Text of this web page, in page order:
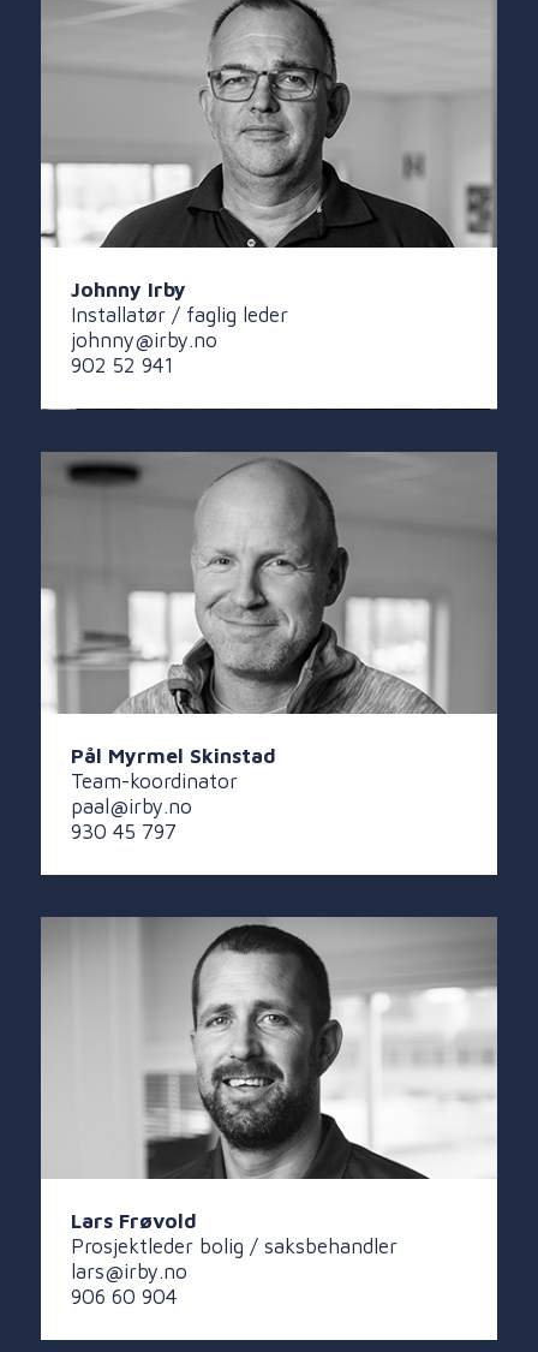
Johnny Irby
Installatør / faglig leder
johnny@irby.no
902 52 941
Pål Myrmel Skinstad
Team-koordinator
paal@irby.no
930 45 797
Lars Frøvold
Prosjektleder bolig / saksbehandler
lars@irby.no
906 60 904